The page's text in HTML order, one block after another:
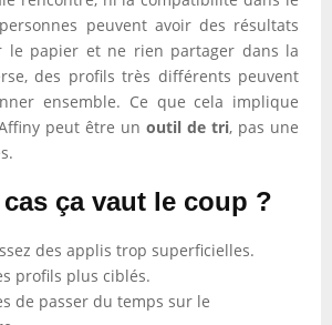
peuvent avoir des résultats
le papier et ne rien partager dans la
des profils très différents peuvent
ensemble. Ce que cela implique
peut être un outil de tri, pas une
ça vaut le coup ?
des applis trop superficielles.
profils plus ciblés.
de passer du temps sur le